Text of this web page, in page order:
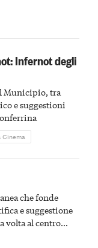
Infernot degli
Municipio, tra
e suggestioni
che fonde
e suggestione
volta al centro
astigiano